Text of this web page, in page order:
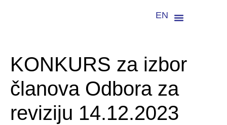
EN
KONKURS za izbor
članova Odbora za
reviziju 14.12.2023